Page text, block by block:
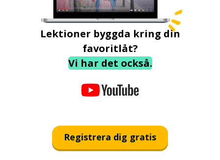
Lektioner byggda kring din
favoritlåt?
Vi har det också.
Registrera dig gratis